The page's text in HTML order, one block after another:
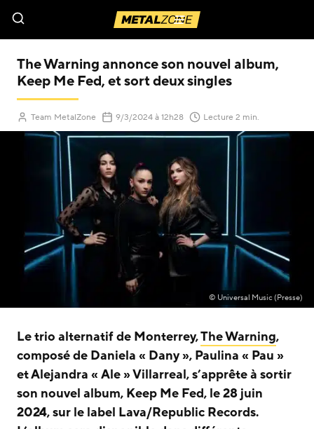
Menu
The Warning annonce son nouvel album,
Keep Me Fed, et sort deux singles
Team MetalZone 9/3/2024(Mis à jour le)
à 12h28 Lecture 2 min.
© Universal Music (Presse)
Le trio alternatif de Monterrey,The Warning,
composé de Daniela « Dany », Paulina « Pau »
et Alejandra « Ale » Villarreal, s’apprête à sortir
son nouvel album, Keep Me Fed, le 28 juin
2024, sur le label Lava/Republic Records.